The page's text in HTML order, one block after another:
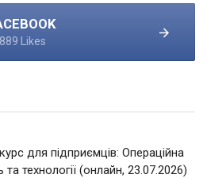
889 Likes
для підприємців: Операційна
та технології (онлайн, 23.07.2026)